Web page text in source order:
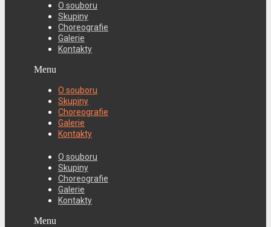
O souboru
Skupiny
Choreografie
Galerie
Kontakty
Menu
O souboru
Skupiny
Choreografie
Galerie
Kontakty
O souboru
Skupiny
Choreografie
Galerie
Kontakty
Menu